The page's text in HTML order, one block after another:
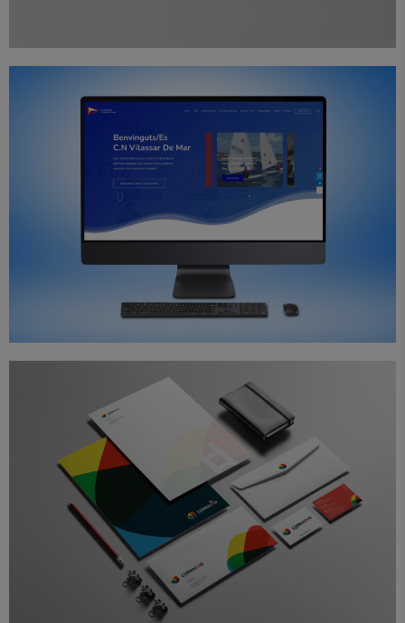
Diseño Proyectos Web
Club Nàutic Vilassar de Mar
Branding Diseño Papelería Proyectos
Pinturas Corbacho Branding